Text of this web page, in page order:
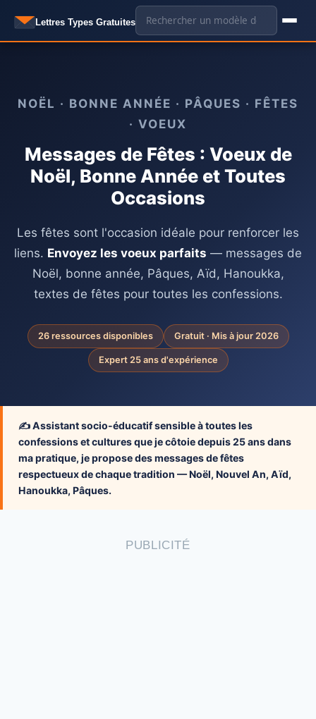
Lettres Types Gratuites 🔍
NOËL · BONNE ANNÉE · PÂQUES · FÊTES
· VOEUX
Messages de Fêtes : Voeux de
Noël, Bonne Année et Toutes
Occasions
Les fêtes sont l'occasion idéale pour renforcer les
liens. Envoyez les voeux parfaits — messages de
Noël, bonne année, Pâques, Aïd, Hanoukka,
textes de fêtes pour toutes les confessions.
26 ressources disponibles Gratuit · Mis à jour 2026
Expert 25 ans d'expérience
✍️ Assistant socio-éducatif sensible à toutes les
confessions et cultures que je côtoie depuis 25 ans dans
ma pratique, je propose des messages de fêtes
respectueux de chaque tradition — Noël, Nouvel An, Aïd,
Hanoukka, Pâques.
PUBLICITÉ